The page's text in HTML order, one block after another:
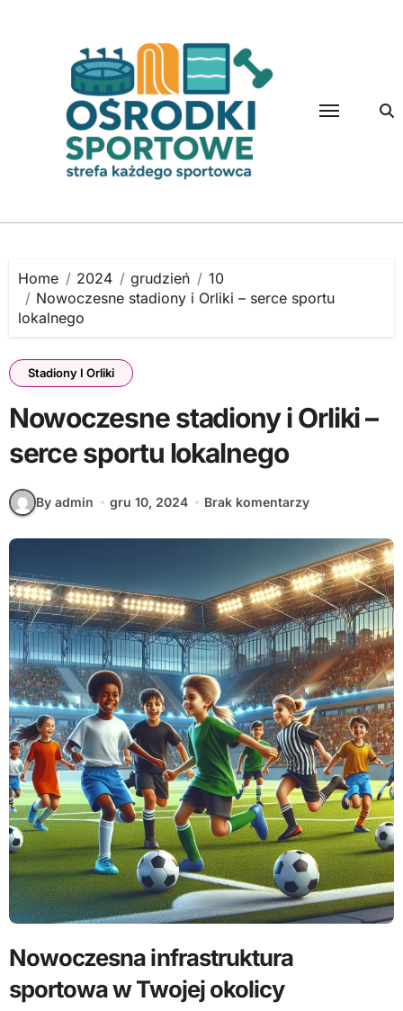
Home 2024 grudzień
10
Nowoczesne stadiony i Orliki – serce sportu
lokalnego
Stadiony I Orliki
Nowoczesne stadiony i Orliki –
serce sportu lokalnego
By admin gru 10, 2024 Brak komentarzy
Nowoczesna infrastruktura
sportowa w Twojej okolicy